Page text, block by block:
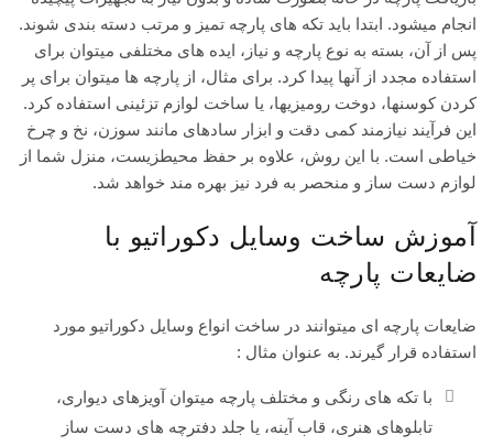
انجام میشود. ابتدا باید تکه های پارچه تمیز و مرتب دسته بندی شوند.
پس از آن، بسته به نوع پارچه و نیاز، ایده های مختلفی میتوان برای
استفاده مجدد از آنها پیدا کرد. برای مثال، از پارچه ها میتوان برای پر
کردن کوسنها، دوخت رومیزیها، یا ساخت لوازم تزئینی استفاده کرد.
این فرآیند نیازمند کمی دقت و ابزار سادهای مانند سوزن، نخ و چرخ
خیاطی است. با این روش، علاوه بر حفظ محیطزیست، منزل شما از
لوازم دست ساز و منحصر به فرد نیز بهره مند خواهد شد.
آموزش ساخت وسایل دکوراتیو با
ضایعات پارچه
ضایعات پارچه ای میتوانند در ساخت انواع وسایل دکوراتیو مورد
استفاده قرار گیرند. به عنوان مثال :
با تکه های رنگی و مختلف پارچه میتوان آویزهای دیواری،
تابلوهای هنری، قاب آینه، یا جلد دفترچه های دست ساز